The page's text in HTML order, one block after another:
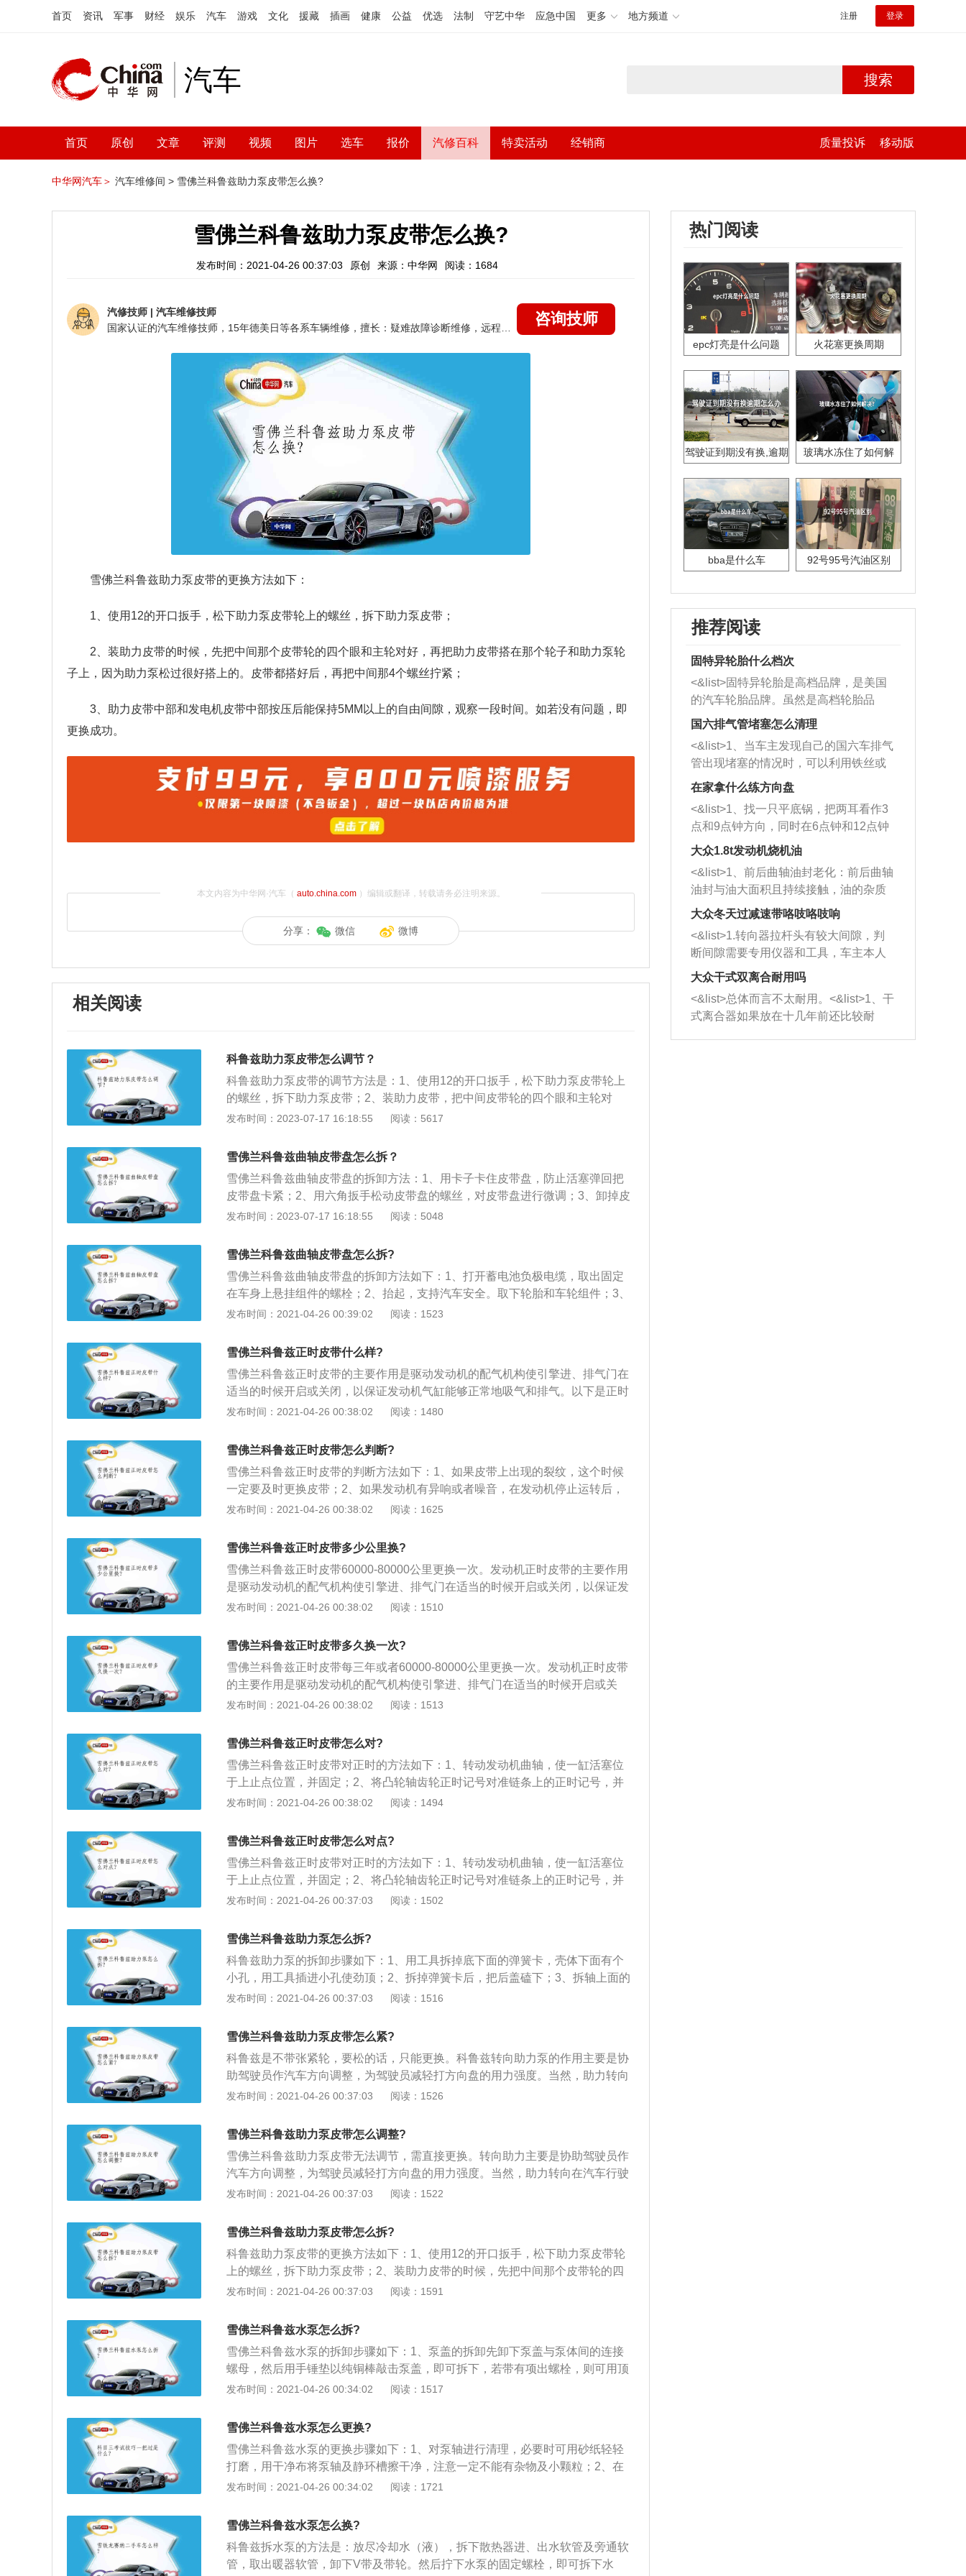
首页 资讯 军事 财经 娱乐 汽车 游戏 文化 援藏 插画 健康 公益 优选 法制 守艺中华 应急中国 更多 地方频道 注册 登录
汽车 搜索
首页 原创 文章 评测 视频 图片 选车 报价 汽修百科 特卖活动 经销商 质量投诉 移动版
中华网汽车＞ 汽车维修间 > 雪佛兰科鲁兹助力泵皮带怎么换?
雪佛兰科鲁兹助力泵皮带怎么换?
发布时间：2021-04-26 00:37:03 原创 来源：中华网 阅读：1684
汽修技师 | 汽车维修技师
咨询技师
雪佛兰科鲁兹助力泵皮带的更换方法如下：
1、使用12的开口扳手，松下助力泵皮带轮上的螺丝，拆下助力泵皮带；
2、装助力皮带的时候，先把中间那个皮带轮的四个眼和主轮对好，再把助力皮带搭在那个轮子和助力泵轮
子上，因为助力泵松过很好搭上的。皮带都搭好后，再把中间那4个螺丝拧紧；
3、助力皮带中部和发电机皮带中部按压后能保持5MM以上的自由间隙，观察一段时间。如若没有问题，即
更换成功。
本文内容为中华网·汽车（ auto.china.com）编辑或翻译，转载请务必注明来源。
分享： 微信 微博
相关阅读
科鲁兹助力泵皮带怎么调节？
科鲁兹助力泵皮带的调节方法是：1、使用12的开口扳手，松下助力泵皮带轮上
的螺丝，拆下助力泵皮带；2、装助力皮带，把中间皮带轮的四个眼和主轮对
好；3、将助力皮带搭在助力泵轮子上，拧紧中间的4个螺丝即可。科鲁兹属于上
4666mm、宽1807mm、高1460mm，轴距为2700mm，油箱容积为52l。
发布时间：2023-07-17 16:18:55 阅读：5617
雪佛兰科鲁兹曲轴皮带盘怎么拆？
雪佛兰科鲁兹曲轴皮带盘的拆卸方法：1、用卡子卡住皮带盘，防止活塞弹回把
皮带盘卡紧；2、用六角扳手松动皮带盘的螺丝，对皮带盘进行微调；3、卸掉皮
带盘上面的盘顶；4、转动皮带盘，对链条上蓝色的部分拆卸；5、卸掉皮带盘旁
4T150马力L4涡轮增压的发动机和7挡双离合的变速箱，其车身外观尺寸为长466
6mm、宽1807mm、高1460mm，轴距为2700mm。
发布时间：2023-07-17 16:18:55 阅读：5048
雪佛兰科鲁兹曲轴皮带盘怎么拆?
雪佛兰科鲁兹曲轴皮带盘的拆卸方法如下：1、打开蓄电池负极电缆，取出固定
在车身上悬挂组件的螺栓；2、抬起，支持汽车安全。取下轮胎和车轮组件；3、
拆下制动软管制动软管支架。并卸下悬挂螺栓的制动软管；4、配套的轮毂与制
椅悬架总成从支架上拉出；6、从车上悬挂移除。
发布时间：2021-04-26 00:39:02 阅读：1523
雪佛兰科鲁兹正时皮带什么样?
雪佛兰科鲁兹正时皮带的主要作用是驱动发动机的配气机构使引擎进、排气门在
适当的时候开启或关闭，以保证发动机气缸能够正常地吸气和排气。以下是正时
皮带的更换步骤：1、将气门室盖拆开，曲轴皮带轮拆卸掉，把正时链条外壳拆
2、转动进排气凸轮轴，凸轮轴后端有凹槽，将两根凸轮轴凹槽平衡对齐，将专
用工具卡进去；3、拆下旧链条装上新链条。曲轴皮带轮也是没有滑键的，安装
时，皮带轮上面有一个圆孔，对正链条外壳上面的凹槽里；4、曲轴位置传感器
是可以调整的，安装时要不间隙调整到位，不然会报故障码；曲轴链轮与皮带轮
都是自由转动的。
发布时间：2021-04-26 00:38:02 阅读：1480
雪佛兰科鲁兹正时皮带怎么判断?
雪佛兰科鲁兹正时皮带的判断方法如下：1、如果皮带上出现的裂纹，这个时候
一定要及时更换皮带；2、如果发动机有异响或者噪音，在发动机停止运转后，
可以用手，去动一下皮带，查看一下是否有旷量。如果间隙过大，也需要更换皮
足。也需要更换皮带。
发布时间：2021-04-26 00:38:02 阅读：1625
雪佛兰科鲁兹正时皮带多少公里换?
雪佛兰科鲁兹正时皮带60000-80000公里更换一次。发动机正时皮带的主要作用
是驱动发动机的配气机构使引擎进、排气门在适当的时候开启或关闭，以保证发
动机气缸能够正常地吸气和排气。以下是正时皮带的更换步骤：1、将气门室盖
止点，将曲轴固定镙丝拧上，固定住曲轴；2、转动进排气凸轮轴，凸轮轴后端
有凹槽，将两根凸轮轴凹槽平衡对齐，将专用工具卡进去；3、拆下旧链条装上
新链条。曲轴皮带轮也是没有滑键的，安装时，皮带轮上面有一个圆孔，对正链
条外壳上面的凹槽里；4、曲轴位置传感器是可以调整的，安装时要不间隙调整
到位，不然会报故障码；曲轴链轮与皮带轮都是自由转动的。
发布时间：2021-04-26 00:38:02 阅读：1510
雪佛兰科鲁兹正时皮带多久换一次?
雪佛兰科鲁兹正时皮带每三年或者60000-80000公里更换一次。发动机正时皮带
的主要作用是驱动发动机的配气机构使引擎进、排气门在适当的时候开启或关
闭，以保证发动机气缸能够正常地吸气和排气。以下是正时皮带的更换步骤：
曲轴转到一缸上止点，将曲轴固定镙丝拧上，固定住曲轴；2、转动进排气凸轮
轴，凸轮轴后端有凹槽，将两根凸轮轴凹槽平衡对齐，将专用工具卡进去；3、
拆下旧链条装上新链条。曲轴皮带轮也是没有滑键的，安装时，皮带轮上面有一
个圆孔，对正链条外壳上面的凹槽里；4、曲轴位置传感器是可以调整的，安装
时要不间隙调整到位，不然会报故障码；曲轴链轮与皮带轮都是自由转动的。
发布时间：2021-04-26 00:38:02 阅读：1513
雪佛兰科鲁兹正时皮带怎么对?
雪佛兰科鲁兹正时皮带对正时的方法如下：1、转动发动机曲轴，使一缸活塞位
于上止点位置，并固定；2、将凸轮轴齿轮正时记号对准链条上的正时记号，并
固定；3、安装曲轴驱动链轮，并确保链条上正时记号和链轮上的记号在相同位
轴链轮上一个正时标志一一对应。
发布时间：2021-04-26 00:38:02 阅读：1494
雪佛兰科鲁兹正时皮带怎么对点?
雪佛兰科鲁兹正时皮带对正时的方法如下：1、转动发动机曲轴，使一缸活塞位
于上止点位置，并固定；2、将凸轮轴齿轮正时记号对准链条上的正时记号，并
固定；3、安装曲轴驱动链轮，并确保链条上正时记号和链轮上的记号在相同位
轴链轮上一个正时标志一一对应。
发布时间：2021-04-26 00:37:03 阅读：1502
雪佛兰科鲁兹助力泵怎么拆?
科鲁兹助力泵的拆卸步骤如下：1、用工具拆掉底下面的弹簧卡，壳体下面有个
小孔，用工具插进小孔使劲顶；2、拆掉弹簧卡后，把后盖磕下；3、拆轴上面的
小卡环；4、卡环拆掉泵轴和皮带轮就能一起抽出来了；5、后面在依次拆出油口
发布时间：2021-04-26 00:37:03 阅读：1516
雪佛兰科鲁兹助力泵皮带怎么紧?
科鲁兹是不带张紧轮，要松的话，只能更换。科鲁兹转向助力泵的作用主要是协
助驾驶员作汽车方向调整，为驾驶员减轻打方向盘的用力强度。当然，助力转向
在汽车行驶的安全性、经济性上也有一定的作用。助力泵异响的原因如下：1、
泵冷车润滑不良，导致内部磨损，从而产生异响；3、助力泵安装不牢固，致使
工作时导致异响的产生。
发布时间：2021-04-26 00:37:03 阅读：1526
雪佛兰科鲁兹助力泵皮带怎么调整?
雪佛兰科鲁兹助力泵皮带无法调节，需直接更换。转向助力主要是协助驾驶员作
汽车方向调整，为驾驶员减轻打方向盘的用力强度。当然，助力转向在汽车行驶
的安全性、经济性上也有一定的作用。汽车助力泵皮带的更换方法如下：1、使
带的时候，先把中间那个皮带轮的四个眼和主轮对好，再把助力皮带搭在那个轮
子和助力泵轮子上，因为助力泵松过很好搭上的。皮带都搭好后，再把中间那4
个螺丝拧紧；3、助力皮带中部和发电机皮带中部按压后能保持5MM以上的自由
间隙，观察一段时间。如若没有问题，即更换成功。
发布时间：2021-04-26 00:37:03 阅读：1522
雪佛兰科鲁兹助力泵皮带怎么拆?
科鲁兹助力泵皮带的更换方法如下：1、使用12的开口扳手，松下助力泵皮带轮
上的螺丝，拆下助力泵皮带；2、装助力皮带的时候，先把中间那个皮带轮的四
个眼和主轮对好，再把助力皮带搭在那个轮子和助力泵轮子上，因为助力泵松过
机皮带中部按压后能保持5MMI以上的自由间隙，观察一段时间。如若没有问题，
即更换成功。
发布时间：2021-04-26 00:37:03 阅读：1591
雪佛兰科鲁兹水泵怎么拆?
雪佛兰科鲁兹水泵的拆卸步骤如下：1、泵盖的拆卸先卸下泵盖与泵体间的连接
螺母，然后用手锤垫以纯铜棒敲击泵盖，即可拆下，若带有项出螺栓，则可用顶
出螺栓顶下；2、叶轮的拆卸拧下叶轮螺母，用木锤或铅锤沿叶轮四周轻轻击打
卸先卸下泵体与托架间的连接螺母，取下泵体。再卸下填料压盖取出在填料函体
内的填料；4、泵轴的拆卸先卸下托架轴承体上的前、后轴承压盖，再用纯铜棒
由轴的前方向后（即向联轴器方向）敲打，即可把轴取下。在拆卸过程中，应注
意不使轴损坏，拆出的零件集中顺序保管。
发布时间：2021-04-26 00:34:02 阅读：1517
雪佛兰科鲁兹水泵怎么更换?
雪佛兰科鲁兹水泵的更换步骤如下：1、对泵轴进行清理，必要时可用砂纸轻轻
打磨，用干净布将泵轴及静环槽擦干净，注意一定不能有杂物及小颗粒；2、在
电机轴及静环槽内涂上润滑脂，用干净棉布将新机封静环擦干净，在静环外圈及
将动环擦干净后在内圈及端面涂上润滑脂，端面朝内轻轻旋转慢慢将动环与静环
端面贴紧，将动环弹簧压紧；4、将叶轮套上泵轴，用小木块垫在叶轮上，用锤
子轻轻敲击，将叶轮安装到位，拧紧叶轮固定螺丝；5、将电机及叶轮插入泵
体，注意端盖外圈的O型圈不要压坏，调整叶轮位置，盘动叶轮防止口环处有卡
发布时间：2021-04-26 00:34:02 阅读：1721
雪佛兰科鲁兹水泵怎么换?
科鲁兹拆水泵的方法是：放尽冷却水（液），拆下散热器进、出水软管及旁通软
管，取出暖器软管，卸下V带及带轮。然后拧下水泵的固定螺栓，即可拆下水
热门阅读
epc灯亮是什么问题 火花塞更换周期
驾驶证到期没有换,逾期
玻璃水冻住了如何解
bba是什么车 92号95号汽油区别
推荐阅读
固特异轮胎什么档次
<&list>固特异轮胎是高档品牌，是美国
的汽车轮胎品牌。虽然是高档轮胎品
牌，但是中高低端的轮胎都有生产，这
也是为了更好的开拓市场。
国六排气管堵塞怎么清理
<&list>1、当车主发现自己的国六车排气
管出现堵塞的情况时，可以利用铁丝或
者是细棍，直接将杂物给取出来，如果
堵塞情况比较严重，也可以采取应急措
施。 <&list>2、直接利用木棍将所有的
杂物推到排气管里面的位置处，然后将
三元催化器拆解开，就可以将堵塞的东
西取出来。但如果是因为积碳过多引起
的堵塞，就需要将三元催化器泡在草酸
洗剂对堵塞的情况得到解决，将清洗剂
放在燃油箱中，与燃油混合后，车辆启
动时，就可以和汽油一起进入到燃烧
室，最后形成废气排出，就可以让三元
催化器得到清洗，排气管堵塞的情况就
能够得到解决。
在家拿什么练方向盘
<&list>1、找一只平底锅，把两耳看作3
点和9点钟方向，同时在6点钟和12点钟
方向做一个标记。 <&list>2、双手握住
一圈半的练习，往右同样也要打相同的
圈数。 <&list>3、最后强调要反复练
习，这样就可以形成肌肉记忆，在真实
驾驶车辆时，不需要记忆也能打好方
向。
大众1.8t发动机烧机油
<&list>1、前后曲轴油封老化：前后曲轴
油封与油大面积且持续接触，油的杂质
和发动机内持续温度变化使其密封效果
逐渐减弱，导致渗油或漏油。<&list>2、
活塞间隙过大：积碳会使活塞环与缸体
的间隙扩大，导致机油流入燃烧室中，
造成烧机油。<&list>3、机油粘度。使用
机油粘度过小的话，同样会有烧机油现
象，机油粘度过小具有很好的流动性，
大众冬天过减速带咯吱咯吱响
<&list>1.转向器拉杆头有较大间隙，判
断间隙需要专用仪器和工具，车主本人
无法制作，需要将车辆送到修理厂或4s
店；<&list>2.车辆半轴套管防尘罩破
裂，破裂后会出现漏油现象，使半轴磨
损严重，磨损的半轴容易损坏，产生异
响；<&list>3.稳定器的转向胶套和球头
大众干式双离合耐用吗
<&list>总体而言不太耐用。<&list>1、干
式离合器如果放在十几年前还比较耐